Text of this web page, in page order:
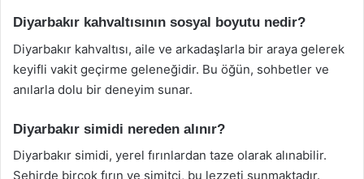
Diyarbakır kahvaltısının sosyal boyutu nedir?
Diyarbakır kahvaltısı, aile ve arkadaşlarla bir araya gelerek
keyifli vakit geçirme geleneğidir. Bu öğün, sohbetler ve
anılarla dolu bir deneyim sunar.
Diyarbakır simidi nereden alınır?
Diyarbakır simidi, yerel fırınlardan taze olarak alınabilir.
Şehirde birçok fırın ve simitçi, bu lezzeti sunmaktadır.